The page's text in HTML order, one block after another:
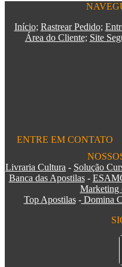
Início; Rastrear Pedido;
Área do Cliente; Site
ENTRE EM CONTATO
Livraria Cultura - Solução
Banca das Apostilas-
Marketing
Top Apostilas-Domina